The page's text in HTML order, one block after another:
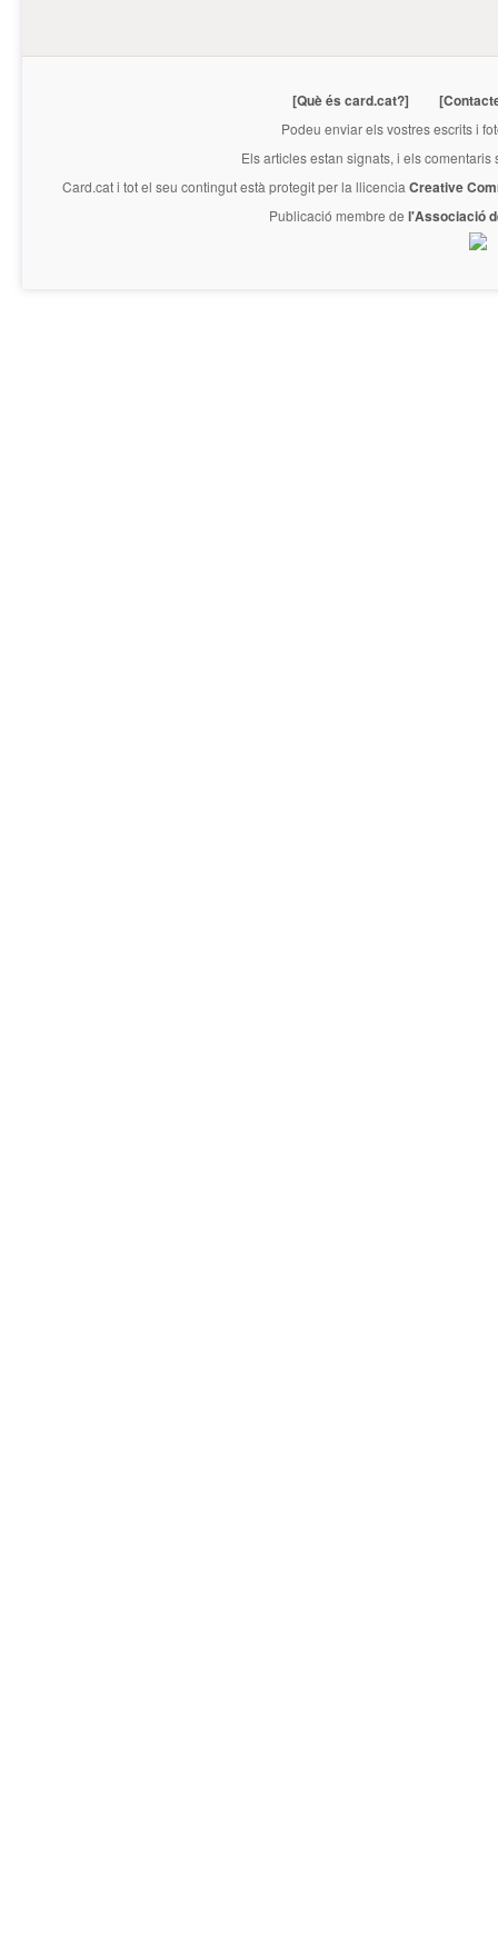
[Què és card.cat?]
Podeu enviar els vostres escrits i
Els articles estan signats, i els
Card.cati tot el seu contingut està protegit per la llicencia Creative
Publicació membre de l'Associació